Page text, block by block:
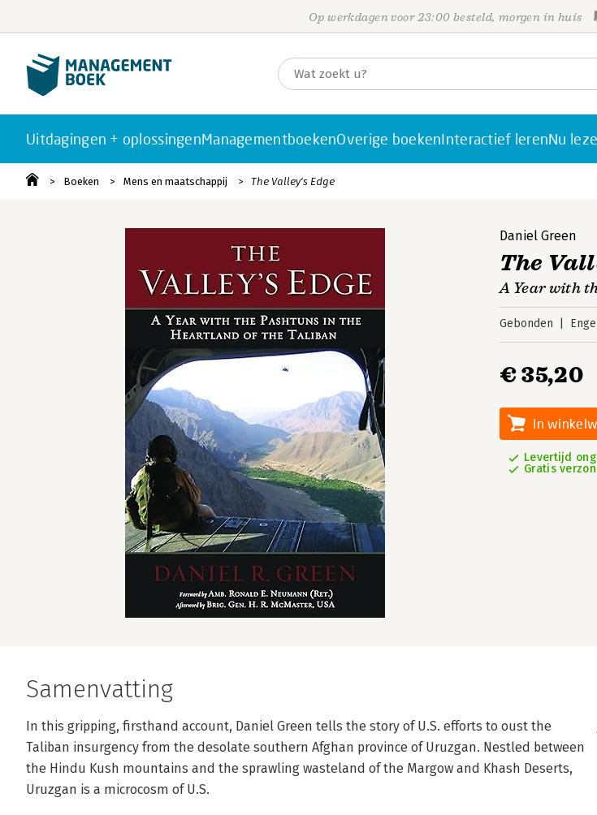
Op werkdagen voor 23:00 besteld, morgen in huis
Uitdagingen + oplossingenManagementboekenOverige boekenInteractief lerenNu
Boeken Mens en maatschappij The Valley's Edge
Daniel Green
The
A Year with
Gebonden
€ 35,20
In
Levertijd
Gratis
Samenvatting
In this gripping, firsthand account, Daniel Green tells the story of U.S. efforts to oust the
Taliban insurgency from the desolate southern Afghan province of Uruzgan. Nestled between
the Hindu Kush mountains and the sprawling wasteland of the Margow and Khash Deserts,
Uruzgan is a microcosm of U.S.